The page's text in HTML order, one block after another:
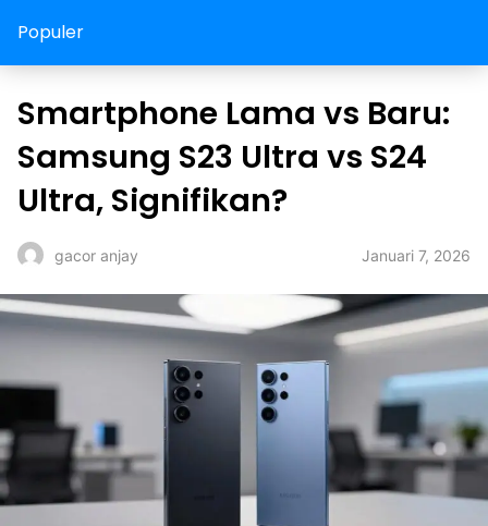
Populer
Smartphone Lama vs Baru:
Samsung S23 Ultra vs S24
Ultra, Signifikan?
gacor anjay Januari 7, 2026